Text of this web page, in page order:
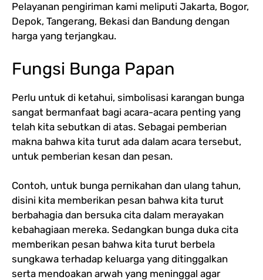
Pelayanan pengiriman kami meliputi Jakarta, Bogor,
Depok, Tangerang, Bekasi dan Bandung dengan
harga yang terjangkau.
Fungsi Bunga Papan
Perlu untuk di ketahui, simbolisasi karangan bunga
sangat bermanfaat bagi acara-acara penting yang
telah kita sebutkan di atas. Sebagai pemberian
makna bahwa kita turut ada dalam acara tersebut,
untuk pemberian kesan dan pesan.
Contoh, untuk bunga pernikahan dan ulang tahun,
disini kita memberikan pesan bahwa kita turut
berbahagia dan bersuka cita dalam merayakan
kebahagiaan mereka. Sedangkan bunga duka cita
memberikan pesan bahwa kita turut berbela
sungkawa terhadap keluarga yang ditinggalkan
serta mendoakan arwah yang meninggal agar